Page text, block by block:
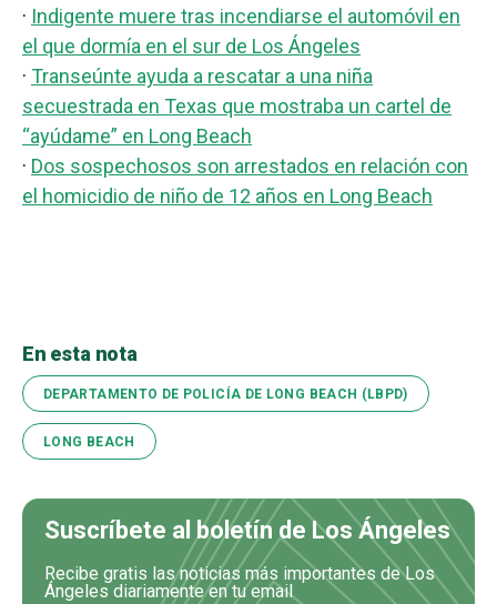
· Indigente muere tras incendiarse el automóvil en
el que dormía en el sur de Los Ángeles
· Transeúnte ayuda a rescatar a una niña
secuestrada en Texas que mostraba un cartel de
“ayúdame” en Long Beach
· Dos sospechosos son arrestados en relación con
el homicidio de niño de 12 años en Long Beach
En esta nota
DEPARTAMENTO DE POLICÍA DE LONG BEACH (LBPD)
LONG BEACH
Suscríbete al boletín de Los Ángeles
Recibe gratis las noticias más importantes de Los
Ángeles diariamente en tu email